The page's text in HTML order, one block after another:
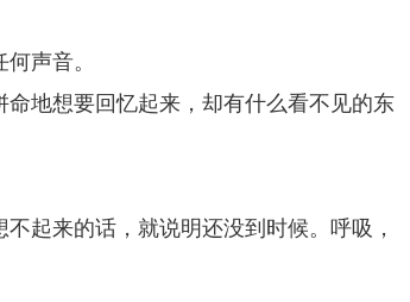
声音。
地想要回忆起来，却有什么看不见的东
起来的话，就说明还没到时候。呼吸，